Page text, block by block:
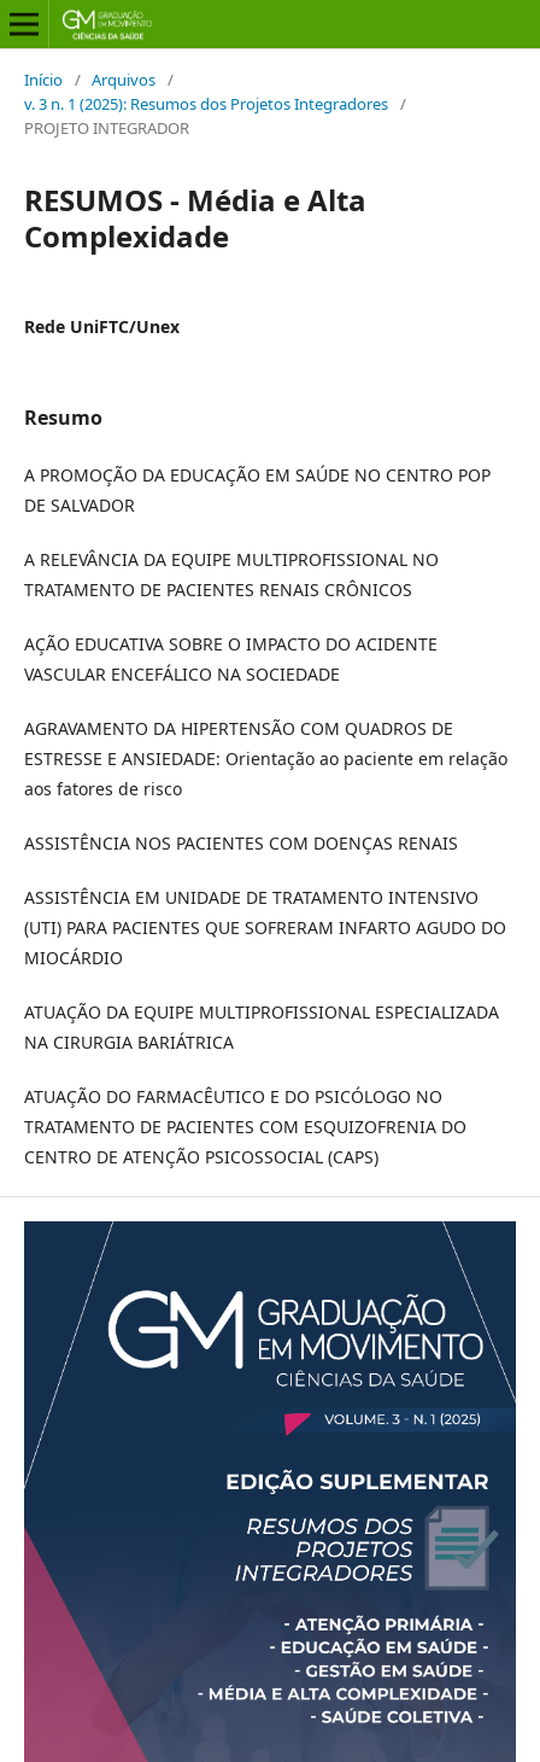
Início / Arquivos /
v. 3 n. 1 (2025): Resumos dos Projetos Integradores /
PROJETO INTEGRADOR
RESUMOS - Média e Alta
Complexidade
Rede UniFTC/Unex
Resumo
A PROMOÇÃO DA EDUCAÇÃO EM SAÚDE NO CENTRO POP
DE SALVADOR
A RELEVÂNCIA DA EQUIPE MULTIPROFISSIONAL NO
TRATAMENTO DE PACIENTES RENAIS CRÔNICOS
AÇÃO EDUCATIVA SOBRE O IMPACTO DO ACIDENTE
VASCULAR ENCEFÁLICO NA SOCIEDADE
AGRAVAMENTO DA HIPERTENSÃO COM QUADROS DE
ESTRESSE E ANSIEDADE: Orientação ao paciente em relação
aos fatores de risco
ASSISTÊNCIA NOS PACIENTES COM DOENÇAS RENAIS
ASSISTÊNCIA EM UNIDADE DE TRATAMENTO INTENSIVO
(UTI) PARA PACIENTES QUE SOFRERAM INFARTO AGUDO DO
MIOCÁRDIO
ATUAÇÃO DA EQUIPE MULTIPROFISSIONAL ESPECIALIZADA
NA CIRURGIA BARIÁTRICA
ATUAÇÃO DO FARMACÊUTICO E DO PSICÓLOGO NO
TRATAMENTO DE PACIENTES COM ESQUIZOFRENIA DO
CENTRO DE ATENÇÃO PSICOSSOCIAL (CAPS)